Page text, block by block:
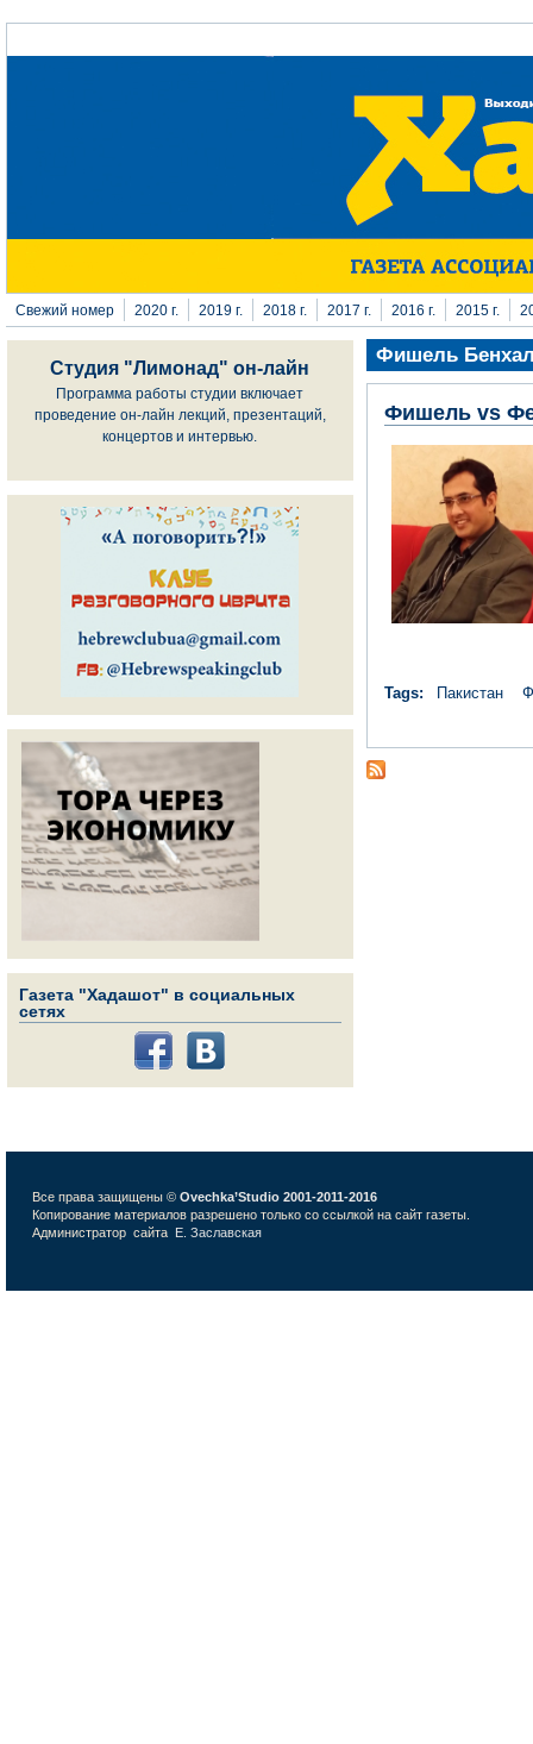
Перейти к основному содержанию
Свежий номер 2020 г. 2019 г. 2018 г. 2017 г. 2016 г. 2015 г.
Студия "Лимонад" он-лайн
Программа работы студии включает
проведение он-лайн лекций, презентаций,
концертов и интервью.
Газета "Хадашот" в социальных
сетях
Фишель
Фишель vs
Tags: Пакистан
Все права защищены © Ovechka’Studio 2001-2011-2016
Копирование материалов разрешено только со ссылкой на сайт газеты.
Администратор сайта Е. Заславская